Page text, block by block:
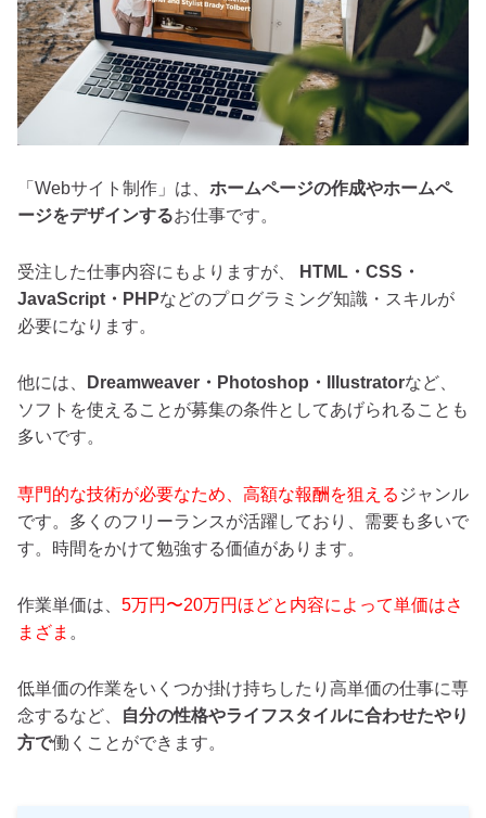
「Webサイト制作」は、 ホームページの作成やホームペ
ージをデザインするお仕事です。
受注した仕事内容にもよりますが、
HTML・CSS・
JavaScript・PHPなどのプログラミング知識・スキルが
必要になります。
他には、 Dreamweaver・Photoshop・Illustratorなど、
ソフトを使えることが募集の条件としてあげられることも
多いです。
専門的な技術が必要なため、高額な報酬を狙える ジャンル
です。多くのフリーランスが活躍しており、需要も多いで
す。時間をかけて勉強する価値があります。
作業単価は、 5万円〜20万円ほどと内容によって単価はさ
まざま 。
低単価の作業をいくつか掛け持ちしたり高単価の仕事に専
念するなど、
自分の性格やライフスタイルに合わせたやり
方で働くことができます。